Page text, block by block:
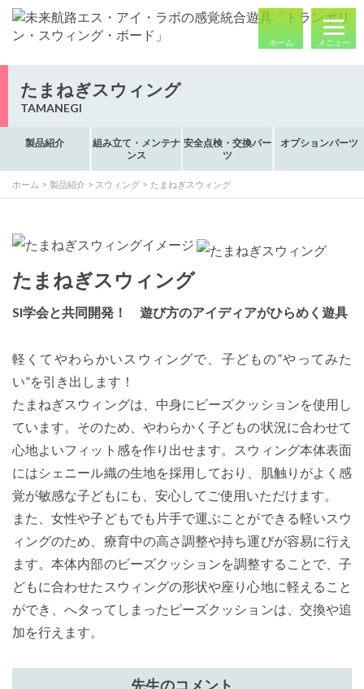
ホーム メニュー
たまねぎスウィング
TAMANEGI
製品紹介
組み立て・メンテナ
ンス
安全点検・交換パー
ツ
オプションパーツ
ホーム 製品紹介 スウィング たまねぎスウィング
たまねぎスウィング
SI学会と共同開発！ 遊び方のアイディアがひらめく遊具
軽くてやわらかいスウィングで、子どもの”やってみた
い”を引き出します！
たまねぎスウィングは、中身にビーズクッションを使用し
ています。そのため、やわらかく子どもの状況に合わせて
心地よいフィット感を作り出せます。スウィング本体表面
にはシェニール織の生地を採用しており、肌触りがよく感
覚が敏感な子どもにも、安心してご使用いただけます。
また、女性や子どもでも片手で運ぶことができる軽いスウ
ィングのため、療育中の高さ調整や持ち運びが容易に行え
ます。本体内部のビーズクッションを調整することで、子
どもに合わせたスウィングの形状や座り心地に軽えること
ができ、へタってしまったピーズクッションは、交換や追
加を行えます。
先生のコメント